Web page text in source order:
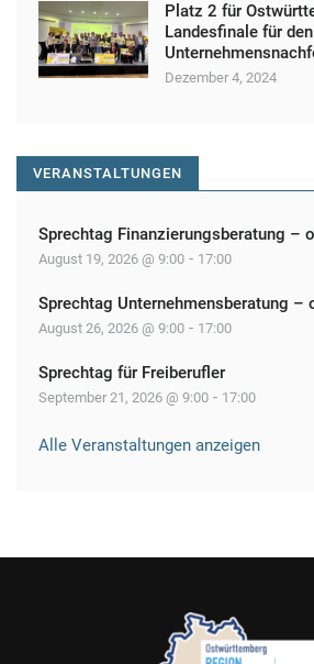
i
o
Platz 2 für
Landesfinale für
Dezember 4, 2024
VERANSTALTUNGEN
Sprechtag Finanzierungsberatung –
August 19, 2026 @ 9:00 - 17:00
Sprechtag Unternehmensberatung –
August 26, 2026 @ 9:00 - 17:00
Sprechtag für Freiberufler
September 21, 2026 @ 9:00 - 17:00
Alle Veranstaltungen anzeigen